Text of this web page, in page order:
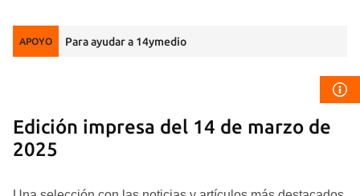
APOYO Para ayudar a 14ymedio
Edición impresa del 14 de marzo de
2025